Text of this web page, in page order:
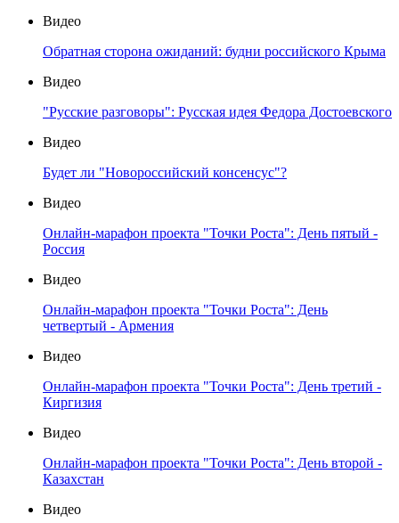
Видео
Обратная сторона ожиданий: будни российского Крыма
Видео
"Русские разговоры": Русская идея Федора Достоевского
Видео
Будет ли "Новороссийский консенсус"?
Видео
Онлайн-марафон проекта "Точки Роста": День пятый -
Россия
Видео
Онлайн-марафон проекта "Точки Роста": День
четвертый - Армения
Видео
Онлайн-марафон проекта "Точки Роста": День третий -
Киргизия
Видео
Онлайн-марафон проекта "Точки Роста": День второй -
Казахстан
Видео